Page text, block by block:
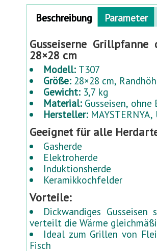
SPRÜHGERÄTE UND BEWÄSSERUNGSSYSTEME
FÜR HOF UND GARTEN
STABMATTENZÄUNE 3D- 2D
BABYARTIKEL UND BABYAUSSTATTUNG
Horizontal Tabs
Beschreibung(
k
t
v
e
r
R
e
i
e
r
)
Parameter
Gusseiserne Grillpfanne
28×28 cm
Modell: T307
Größe: 28×28 cm,
Gewicht: 3,7 kg
Material: Gusseisen, ohne
Hersteller:
Geeignet für alle
Gasherde
Elektroherde
Induktionsherde
Keramikkochfelder
Vorteile:
Dickwandiges Gusseisen
verteilt die Wärme
Ideal zum Grillen von
Fisch